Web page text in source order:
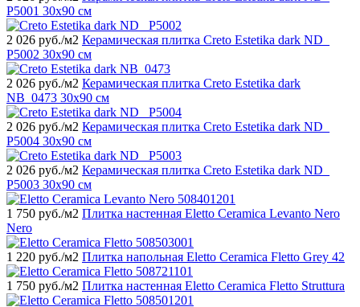
P5001 30x90 см
2 026 руб./м2 Керамическая плитка Creto Estetika dark ND_
P5002 30x90 см
2 026 руб./м2 Керамическая плитка Creto Estetika dark
NB_0473 30x90 см
2 026 руб./м2 Керамическая плитка Creto Estetika dark ND_
P5004 30x90 см
2 026 руб./м2 Керамическая плитка Creto Estetika dark ND_
P5003 30x90 см
1 750 руб./м2 Плитка настенная Eletto Ceramica Levanto Nero
Nero
1 220 руб./м2 Плитка напольная Eletto Ceramica Fletto Grey 42
1 750 руб./м2 Плитка настенная Eletto Ceramica Fletto Struttura